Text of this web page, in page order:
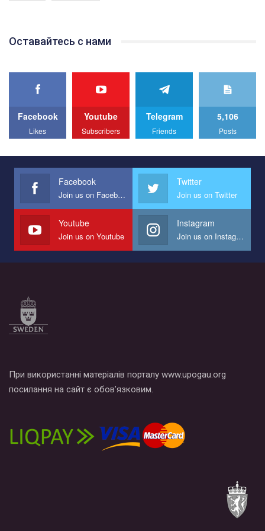
Якщо ти хочеш підтримати нас - просто натисни "лайк" під
best video, representing programme for the development of
We appeal to your support and ask to help us implement our plan
All you have to do is to press "Like" below the video.
Эмоционально сильный ролик от команды "Гей-альянс
представляющий программу развития организации.
Мы просим вас поддержать нас и помочь нам реализовать
наш план по борьбе с насилием и дискриминацией на почве
СОГИ в Украине.
Все, что вам нужно сделать - это зайти на наш канал YouTube
по этой ссылке и поставить лайк под видео.
Оставайтесь с нами
Facebook
Likes
Youtube
Subscribers
Telegram
Friends
5,106
Posts
Facebook
Join us on Facebook
Twitter
Join us on Twitter
Youtube
Join us on Youtube
Instagram
Join us on Instagram
При використанні матеріалів порталу www.upogau.org
посилання на сайт є обов’язковим.